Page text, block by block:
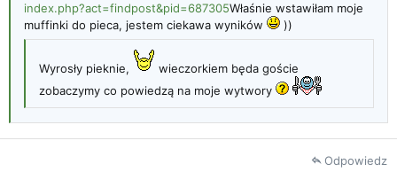
index.php?act=findpost&pid=687305Właśnie wstawiłam moje
muffinki do pieca, jestem ciekawa wyników
))
Wyrosły pieknie,
wieczorkiem będa goście
zobaczymy co powiedzą na moje wytwory
Odpowiedz